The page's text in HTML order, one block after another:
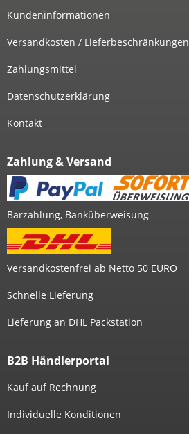
Kundeninformationen
Versandkosten / Lieferbeschränkungen
Zahlungsmittel
Datenschutzerklärung
Kontakt
Zahlung & Versand
Barzahlung, Banküberweisung
Versandkostenfrei ab Netto 50 EURO
Schnelle Lieferung
Lieferung an DHL Packstation
B2B Händlerportal
Kauf auf Rechnung
Individuelle Konditionen